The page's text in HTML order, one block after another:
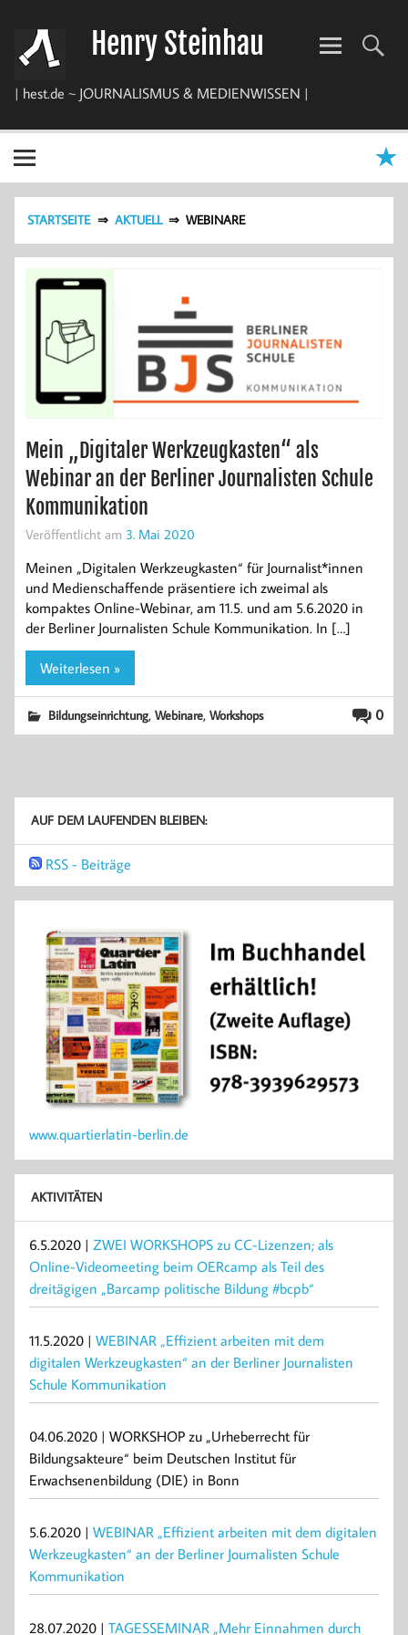
springen
Henry Steinhau
| hest.de ~ JOURNALISMUS & MEDIENWISSEN |
STARTSEITE AKTUELL WEBINARE
Mein „Digitaler Werkzeugkasten“ als
Webinar an der Berliner Journalisten Schule
Kommunikation
Veröffentlicht am 3. Mai 2020
Meinen „Digitalen Werkzeugkasten“ für Journalist*innen
und Medienschaffende präsentiere ich zweimal als
kompaktes Online-Webinar, am 11.5. und am 5.6.2020 in
der Berliner Journalisten Schule Kommunikation. In […]
Weiterlesen »
0
Bildungseinrichtung,Webinare,Workshops
AUF DEM LAUFENDEN BLEIBEN:
RSS - Beiträge
www.quartierlatin-berlin.de
AKTIVITÄTEN
6.5.2020 | ZWEI WORKSHOPS zu CC-Lizenzen; als
Online-Videomeeting beim OERcamp als Teil des
dreitägigen „Barcamp politische Bildung #bcpb“
11.5.2020 | WEBINAR „Effizient arbeiten mit dem
digitalen Werkzeugkasten“ an der Berliner Journalisten
Schule Kommunikation
04.06.2020 | WORKSHOP zu „Urheberrecht für
Bildungsakteure“ beim Deutschen Institut für
Erwachsenenbildung (DIE) in Bonn
5.6.2020 | WEBINAR „Effizient arbeiten mit dem digitalen
Werkzeugkasten“ an der Berliner Journalisten Schule
Kommunikation
28.07.2020 | TAGESSEMINAR „Mehr Einnahmen durch